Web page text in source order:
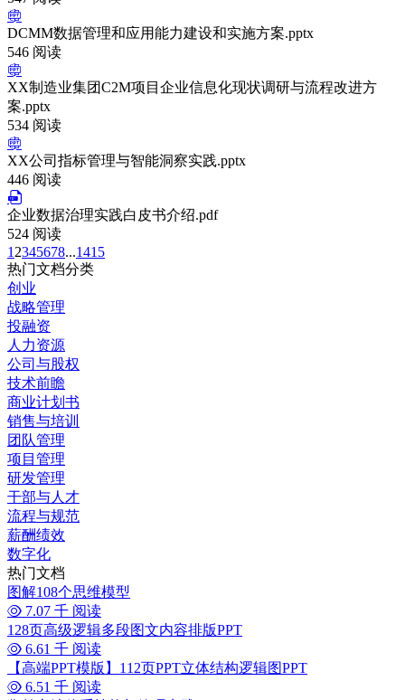
DCMM数据管理和应用能力建设和实施方案.pptx
546 阅读
XX制造业集团C2M项目企业信息化现状调研与流程改进方
案.pptx
534 阅读
XX公司指标管理与智能洞察实践.pptx
446 阅读
企业数据治理实践白皮书介绍.pdf
524 阅读
1 2345678...1415
热门文档分类
创业
战略管理
投融资
人力资源
公司与股权
技术前瞻
商业计划书
销售与培训
团队管理
项目管理
研发管理
干部与人才
流程与规范
薪酬绩效
数字化
热门文档
图解108个思维模型
7.07 千 阅读
128页高级逻辑多段图文内容排版PPT
6.61 千 阅读
【高端PPT模版】112页PPT立体结构逻辑图PPT
6.51 千 阅读